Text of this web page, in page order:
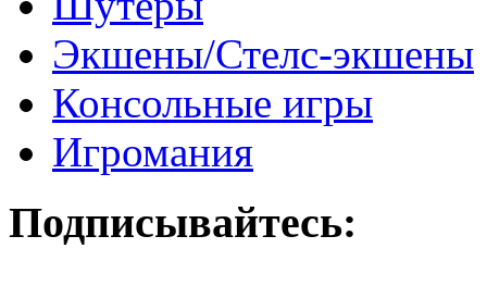
Экшены/Стелс-экшены
Консольные игры
Игромания
Подписывайтесь: